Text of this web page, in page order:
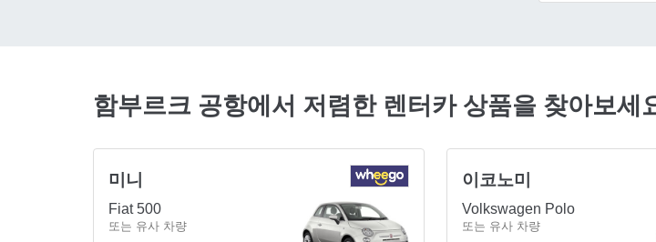
함부르크 공항에서 저렴한 렌터카 상품을 찾아보세
미니
Fiat 500
또는 유사 차량
이코노미
Volkswagen Polo
또는 유사 차량